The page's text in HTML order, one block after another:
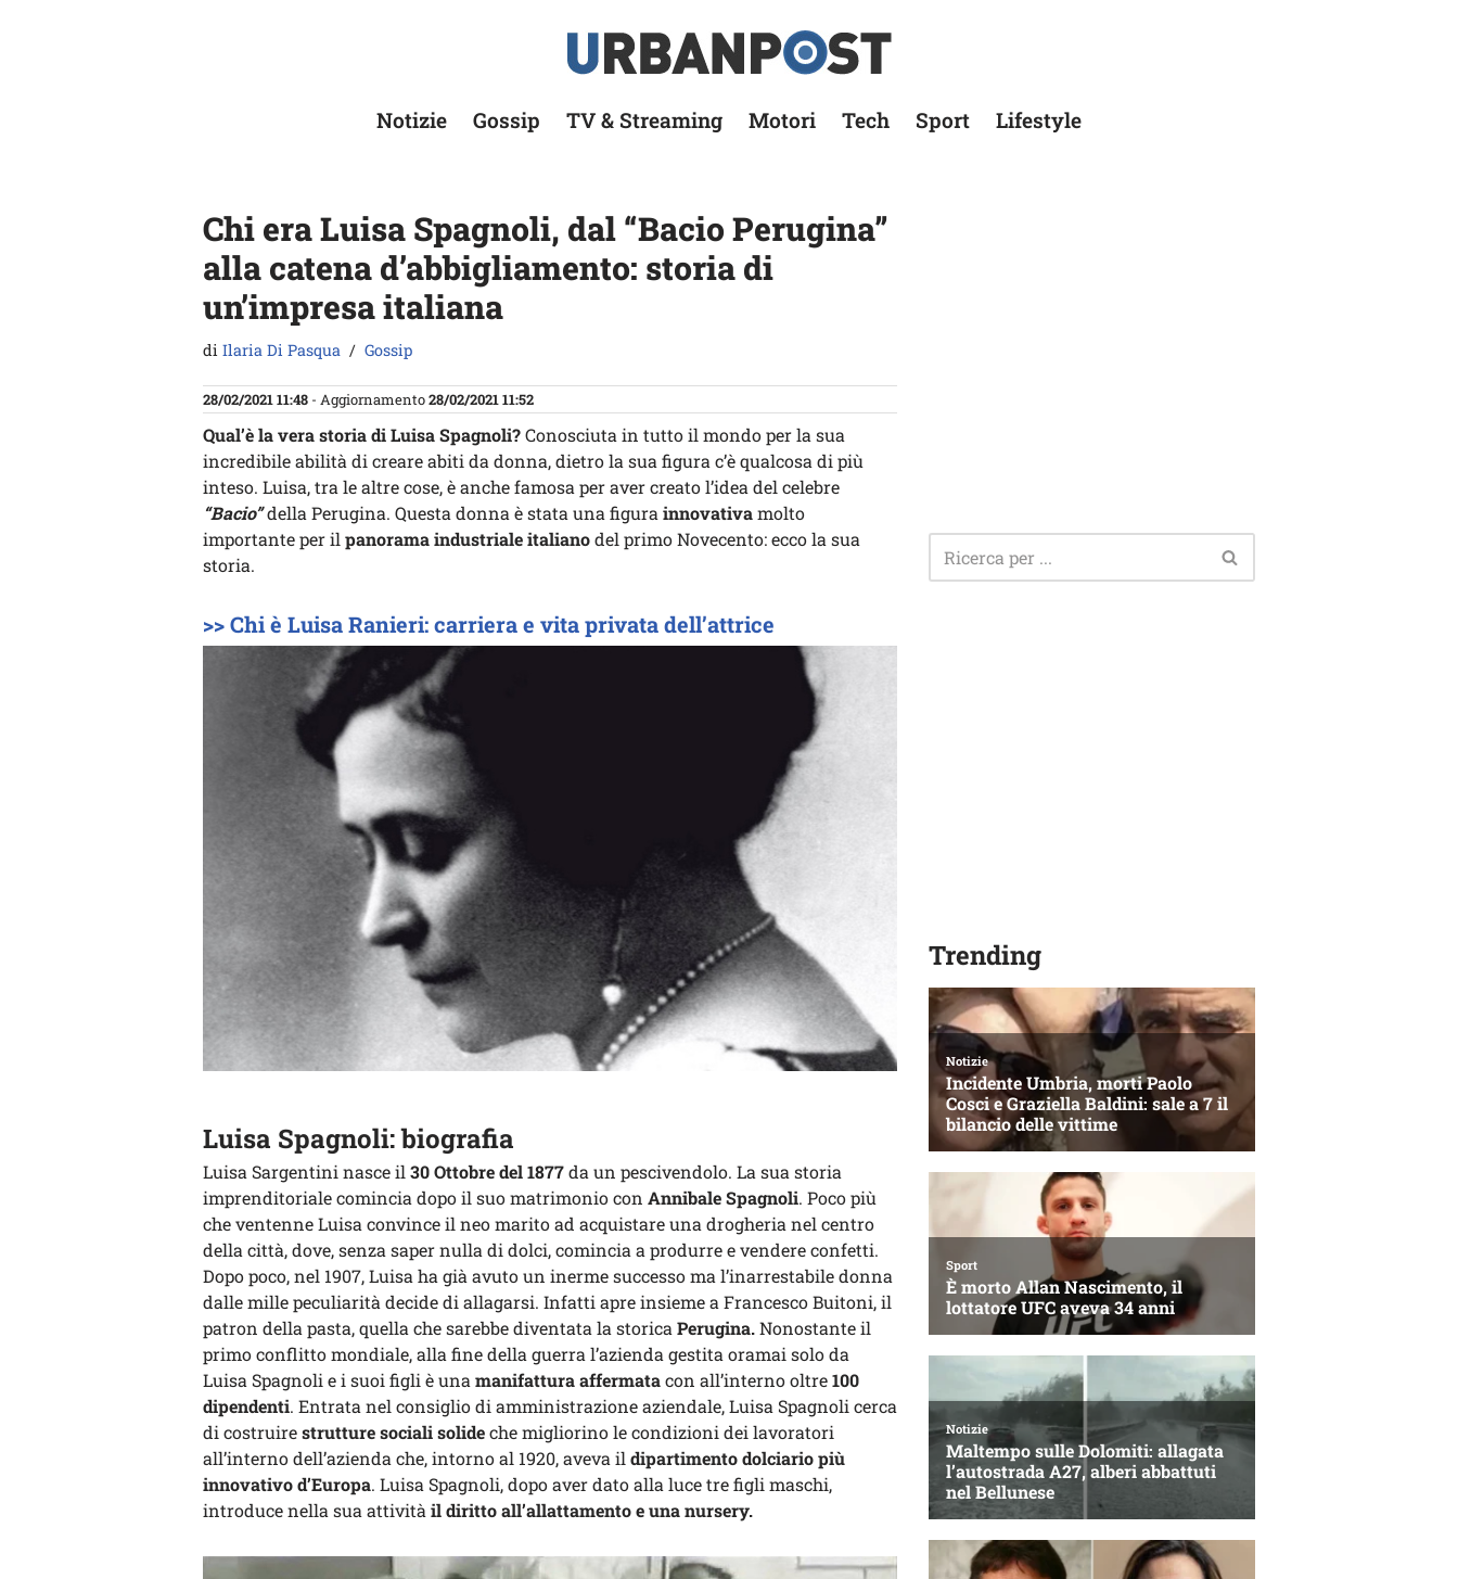
Notizie Gossip TV & Streaming Motori Tech Sport Lifestyle
Chi era Luisa Spagnoli, dal “Bacio Perugina”
alla catena d’abbigliamento: storia di
un’impresa italiana
di Ilaria Di Pasqua Gossip
28/02/2021 11:48 - Aggiornamento28/02/2021 11:52
Qual’è la vera storia di Luisa Spagnoli?Conosciuta in tutto il mondo per la sua
incredibile abilità di creare abiti da donna, dietro la sua figura c’è qualcosa di più
inteso. Luisa, tra le altre cose, è anche famosa per aver creato l’idea del celebre
“Bacio”della Perugina. Questa donna è stata una figura innovativamolto
importante per il panorama industriale italianodel primo Novecento: ecco la sua
storia.
>> Chi è Luisa Ranieri: carriera e vita privata dell’attrice
Luisa Spagnoli: biografia
Luisa Sargentini nasce il 30 Ottobre del 1877da un pescivendolo. La sua storia
imprenditoriale comincia dopo il suo matrimonio con Annibale Spagnoli. Poco più
che ventenne Luisa convince il neo marito ad acquistare una drogheria nel centro
della città, dove, senza saper nulla di dolci, comincia a produrre e vendere confetti.
Dopo poco, nel 1907, Luisa ha già avuto un inerme successo ma l’inarrestabile donna
dalle mille peculiarità decide di allagarsi. Infatti apre insieme a Francesco Buitoni, il
patron della pasta, quella che sarebbe diventata la storica Perugina.Nonostante il
primo conflitto mondiale, alla fine della guerra l’azienda gestita oramai solo da
Luisa Spagnoli e i suoi figli è una manifattura affermatacon all’interno oltre100
dipendenti. Entrata nel consiglio di amministrazione aziendale, Luisa Spagnoli cerca
di costruirestrutture sociali solideche migliorino le condizioni dei lavoratori
all’interno dell’azienda che, intorno al 1920, aveva il dipartimento dolciario più
innovativo d’Europa. Luisa Spagnoli, dopo aver dato alla luce tre figli maschi,
introduce nella sua attività il diritto all’allattamento e una nursery.
Trending